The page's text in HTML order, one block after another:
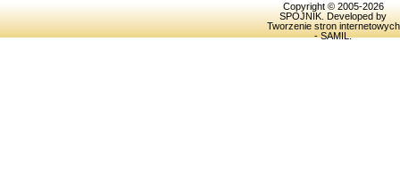
Copyright © 2005-2026
SPOJNIK . Developed by
Tworzenie stron internetowych
- SAMIL.